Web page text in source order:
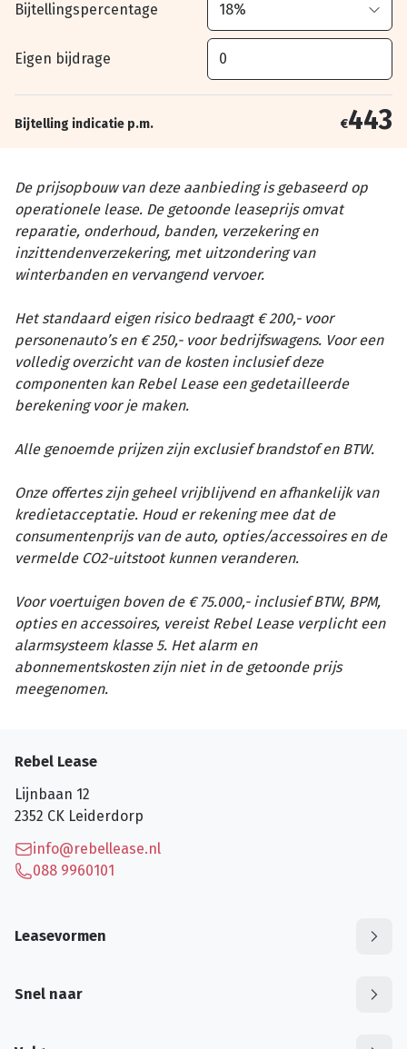
Bijtellingspercentage
Eigen bijdrage
Bijtelling indicatie p.m. €443
De prijsopbouw van deze aanbieding is gebaseerd op
operationele lease. De getoonde leaseprijs omvat
reparatie, onderhoud, banden, verzekering en
inzittendenverzekering, met uitzondering van
winterbanden en vervangend vervoer.
Het standaard eigen risico bedraagt € 200,- voor
personenauto’s en € 250,- voor bedrijfswagens. Voor een
volledig overzicht van de kosten inclusief deze
componenten kan Rebel Lease een gedetailleerde
berekening voor je maken.
Alle genoemde prijzen zijn exclusief brandstof en BTW.
Onze offertes zijn geheel vrijblijvend en afhankelijk van
kredietacceptatie. Houd er rekening mee dat de
consumentenprijs van de auto, opties/accessoires en de
vermelde CO2-uitstoot kunnen veranderen.
Voor voertuigen boven de € 75.000,- inclusief BTW, BPM,
opties en accessoires, vereist Rebel Lease verplicht een
alarmsysteem klasse 5. Het alarm en
abonnementskosten zijn niet in de getoonde prijs
meegenomen.
Rebel Lease
Lijnbaan 12
2352 CK Leiderdorp
info@rebellease.nl
088 9960101
Leasevormen
Snel naar